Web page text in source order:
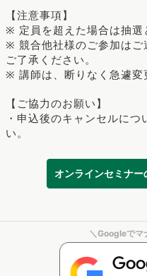
【注意事項】
※ 定員を超えた場合は抽選
※ 競合他社様のご参加はご
ご了承ください。
※ 講師は、断りなく急遽変
【ご協力のお願い】
・申込後のキャンセルに
い。
オンラインセミナ
＼Googleでマ